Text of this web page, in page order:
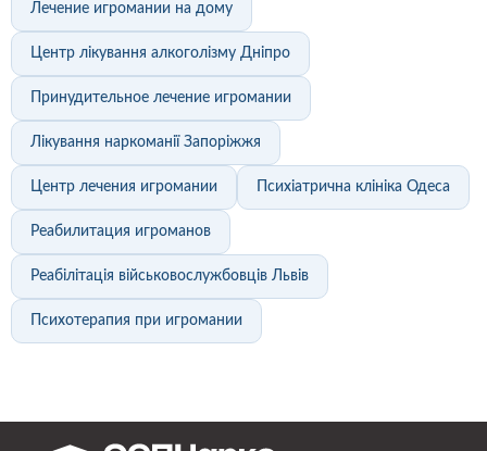
Лечение игромании на дому
Центр лікування алкоголізму Дніпро
Принудительное лечение игромании
Лікування наркоманії Запоріжжя
Центр лечения игромании Психіатрична клініка Одеса
Реабилитация игроманов
Реабілітація військовослужбовців Львів
Психотерапия при игромании